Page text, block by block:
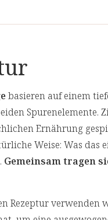
basieren auf einem
Spurenelemente.
Ernährung
Weise: Was
Gemeinsam tragen
Rezeptur verwenden